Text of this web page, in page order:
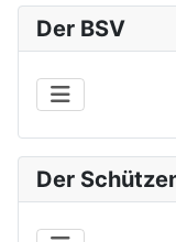
Der BSV
Der